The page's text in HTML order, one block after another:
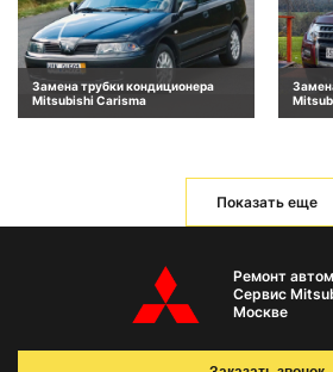
Замена трубки кондиционера
Mitsubishi Carisma
Показать еще
Ремонт
Сервис
Москве